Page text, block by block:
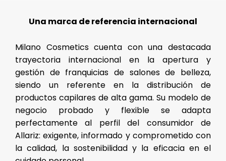
Una marca de referencia internacional
Milano Cosmetics cuenta con una destacada
trayectoria internacional en la apertura y
gestión de franquicias de salones de belleza,
siendo un referente en la distribución de
productos capilares de alta gama. Su modelo de
negocio probado y flexible se adapta
perfectamente al perfil del consumidor de
Allariz: exigente, informado y comprometido con
la calidad, la sostenibilidad y la eficacia en el